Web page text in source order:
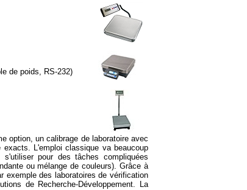
de poids, RS-232)
option, un calibrage de laboratoireavec
L'emploi classique va beaucoup
pour des tâches compliquées
ou mélange de couleurs). Grâce à
exemple des laboratoires de vérification
de Recherche-Développement. La